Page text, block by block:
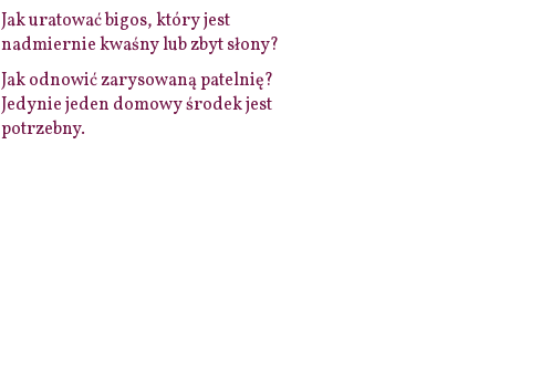
Jak uratować bigos, który jest
nadmiernie kwaśny lub zbyt słony?
Jak odnowić zarysowaną patelnię?
Jedynie jeden domowy środek jest
potrzebny.